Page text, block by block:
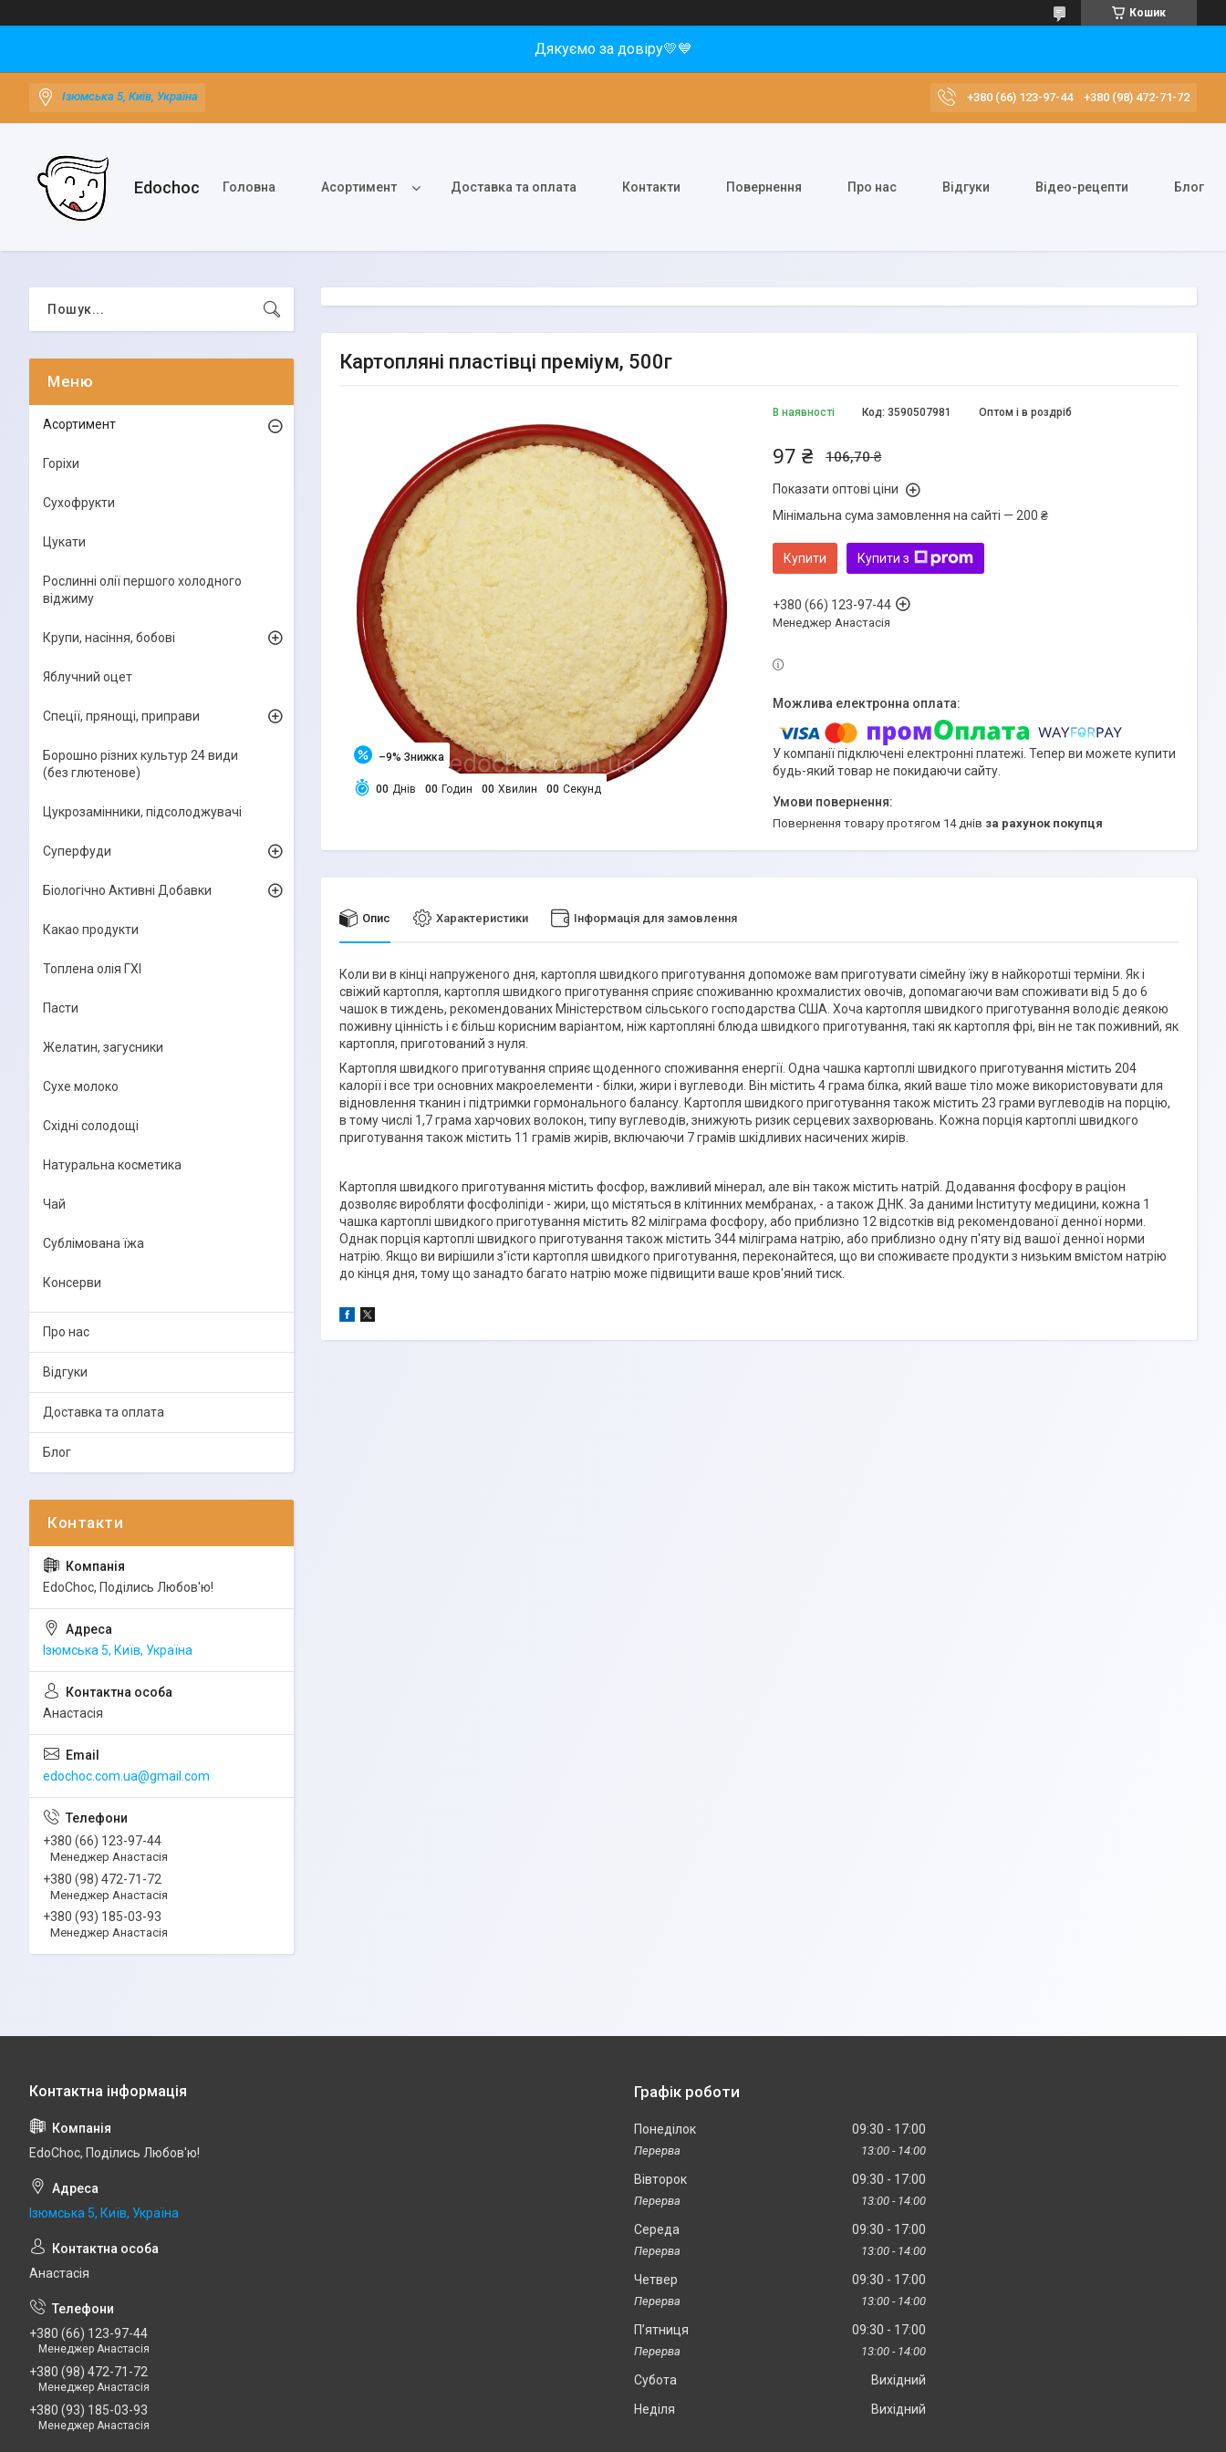
Кошик
Дякуємо за довіру💛💙
Ізюмська 5, Київ, Україна +380 (66) 123-97-44 +380 (98) 472-71-72
Edochoс Головна Асортимент Доставка та оплата Контакти Повернення Про нас Відгуки Відео-рецепти Блог
Картопляні пластівці преміум, 500г
–9%
00 Днів 00 Годин 00 Хвилин 00 Секунд
В наявності Оптом і в роздріб
Код: 3590507981
106,70 ₴
97 ₴
Показати оптові ціни
Мінімальна сума замовлення на сайті — 200 ₴
Купити Купити з
+380 (66) 123-97-44
Менеджер Анастасія
У компанії підключені електронні платежі. Тепер ви можете купити
будь-який товар не покидаючи сайту.
повернення товару протягом 14 днів за рахунок покупця
Опис Характеристики Інформація для замовлення
Коли ви в кінці напруженого дня, картопля швидкого приготування допоможе вам приготувати сімейну їжу в найкоротші терміни. Як і
свіжий картопля, картопля швидкого приготування сприяє споживанню крохмалистих овочів, допомагаючи вам споживати від 5 до 6
чашок в тиждень, рекомендованих Міністерством сільського господарства США. Хоча картопля швидкого приготування володіє деякою
поживну цінність і є більш корисним варіантом, ніж картопляні блюда швидкого приготування, такі як картопля фрі, він не так поживний, як
картопля, приготований з нуля.
Картопля швидкого приготування сприяє щоденного споживання енергії. Одна чашка картоплі швидкого приготування містить 204
калорії і все три основних макроелементи - білки, жири і вуглеводи. Він містить 4 грама білка, який ваше тіло може використовувати для
відновлення тканин і підтримки гормонального балансу. Картопля швидкого приготування також містить 23 грами вуглеводів на порцію,
в тому числі 1,7 грама харчових волокон, типу вуглеводів, знижують ризик серцевих захворювань. Кожна порція картоплі швидкого
приготування також містить 11 грамів жирів, включаючи 7 грамів шкідливих насичених жирів.
Картопля швидкого приготування містить фосфор, важливий мінерал, але він також містить натрій. Додавання фосфору в раціон
дозволяє виробляти фосфоліпіди - жири, що містяться в клітинних мембранах, - а також ДНК. За даними Інституту медицини, кожна 1
чашка картоплі швидкого приготування містить 82 міліграма фосфору, або приблизно 12 відсотків від рекомендованої денної норми.
Однак порція картоплі швидкого приготування також містить 344 міліграма натрію, або приблизно одну п'яту від вашої денної норми
натрію. Якщо ви вирішили з'їсти картопля швидкого приготування, переконайтеся, що ви споживаєте продукти з низьким вмістом натрію
до кінця дня, тому що занадто багато натрію може підвищити ваше кров'яний тиск.
Асортимент
Горіхи
Сухофрукти
Цукати
Рослинні олії першого холодного
віджиму
Крупи, насіння, бобові
Яблучний оцет
Спеції, прянощі, приправи
Борошно різних культур 24 види
(без глютенове)
Цукрозамінники, підсолоджувачі
Суперфуди
Біологічно Активні Добавки
Какао продукти
Топлена олія ГХІ
Пасти
Желатин, загусники
Сухе молоко
Східні солодощі
Натуральна косметика
Чай
Сублімована їжа
Консерви
Про нас
Відгуки
Доставка та оплата
Блог
EdoСhoc, Поділись Любов'ю!
Ізюмська 5, Київ, Україна
Анастасія
edochoc.com.ua@gmail.com
+380 (66) 123-97-44
Менеджер Анастасія
+380 (98) 472-71-72
Менеджер Анастасія
+380 (93) 185-03-93
Менеджер Анастасія
EdoСhoc, Поділись Любов'ю!
Ізюмська 5, Київ, Україна
Анастасія
+380 (66) 123-97-44
Менеджер Анастасія
+380 (98) 472-71-72
Менеджер Анастасія
+380 (93) 185-03-93
Менеджер Анастасія
Графік роботи
Понеділок 09:30 17:00
13:00 14:00
Вівторок 09:30 17:00
13:00 14:00
Середа 09:30 17:00
13:00 14:00
Четвер 09:30 17:00
13:00 14:00
Пʼятниця 09:30 17:00
13:00 14:00
Субота
Вихідний
Неділя
Вихідний